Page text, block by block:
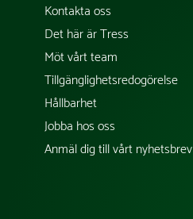
Kontakta oss
Det här är Tress
Möt vårt team
Tillgänglighetsredogörelse
Hållbarhet
Jobba hos oss
Anmäl dig till vårt nyhetsbrev